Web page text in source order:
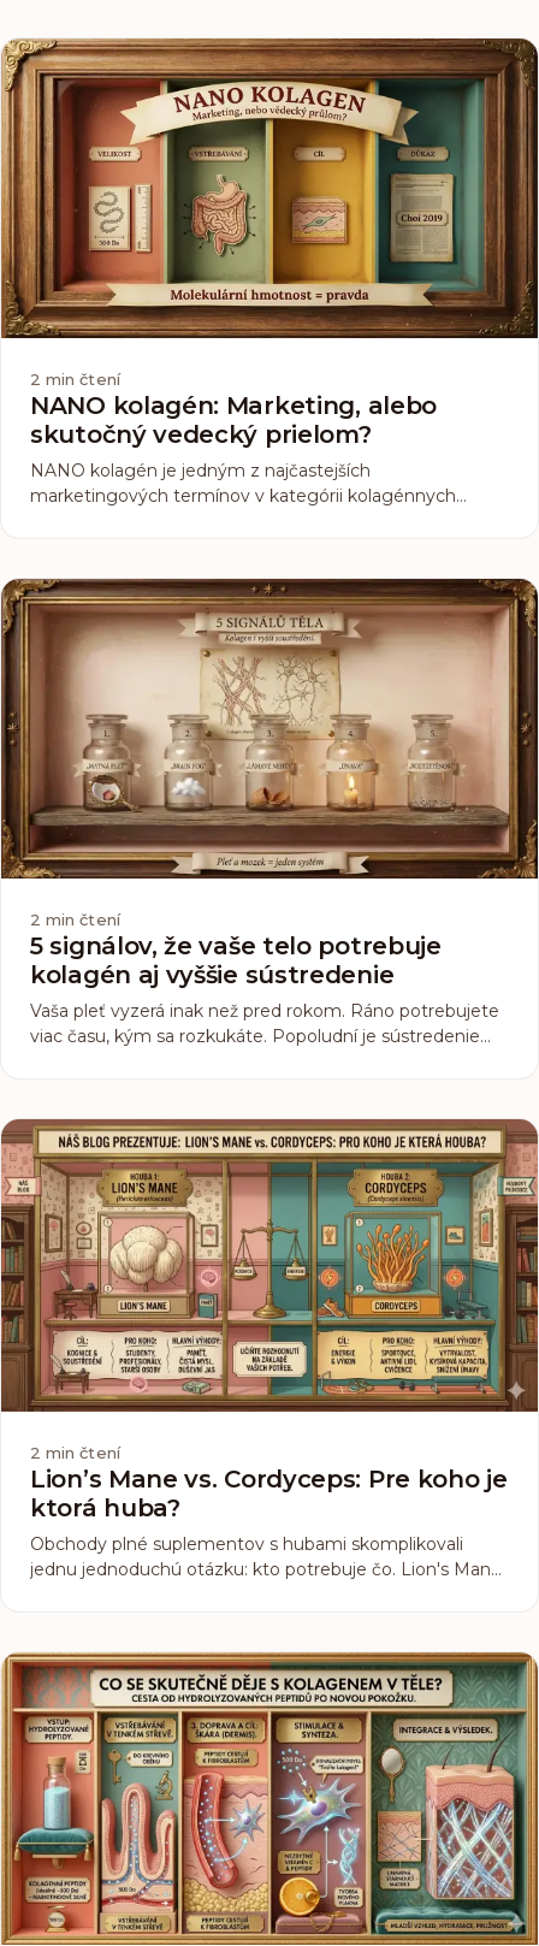
2 min čtení
NANO kolagén: Marketing, alebo
skutočný vedecký prielom?
NANO kolagén je jedným z najčastejších
marketingových termínov v kategórii kolagénnych
značka na etikete?
2 min čtení
5 signálov, že vaše telo potrebuje
kolagén aj vyššie sústredenie
Vaša pleť vyzerá inak než pred rokom. Ráno potrebujete
viac času, kým sa rozkukáte. Popoludní je sústredenie
2 min čtení
Lion’s Mane vs. Cordyceps: Pre koho je
ktorá huba?
Obchody plné suplementov s hubami skomplikovali
jednu jednoduchú otázku: kto potrebuje čo. Lion's Mane
rozhoduje, pre koho je ktorá.